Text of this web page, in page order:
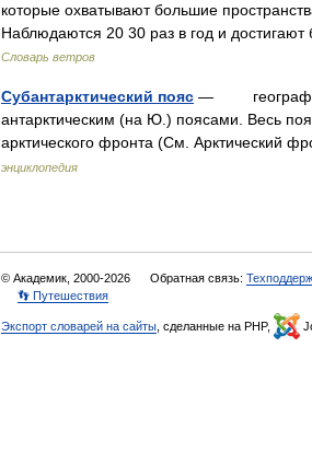
которые охватывают большие
Наблюдаются 20 30 раз в год и
Словарь ветров
Субантарктический пояс —
антарктическим (на Ю.) поясами. Весь
арктического фронта (См. Арктический
энциклопедия
© Академик, 2000-2026 Обратная связь:
👣 Путешествия
Экспорт словарей на сайты , сделанные на PHP,